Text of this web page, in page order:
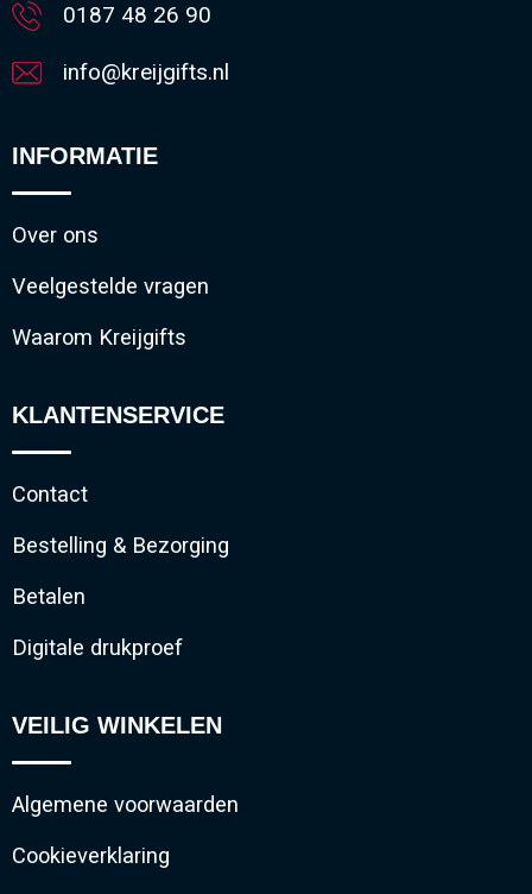
0187 48 26 90
info@kreijgifts.nl
INFORMATIE
Over ons
Veelgestelde vragen
Waarom Kreijgifts
KLANTENSERVICE
Contact
Bestelling & Bezorging
Betalen
Digitale drukproef
VEILIG WINKELEN
Algemene voorwaarden
Cookieverklaring